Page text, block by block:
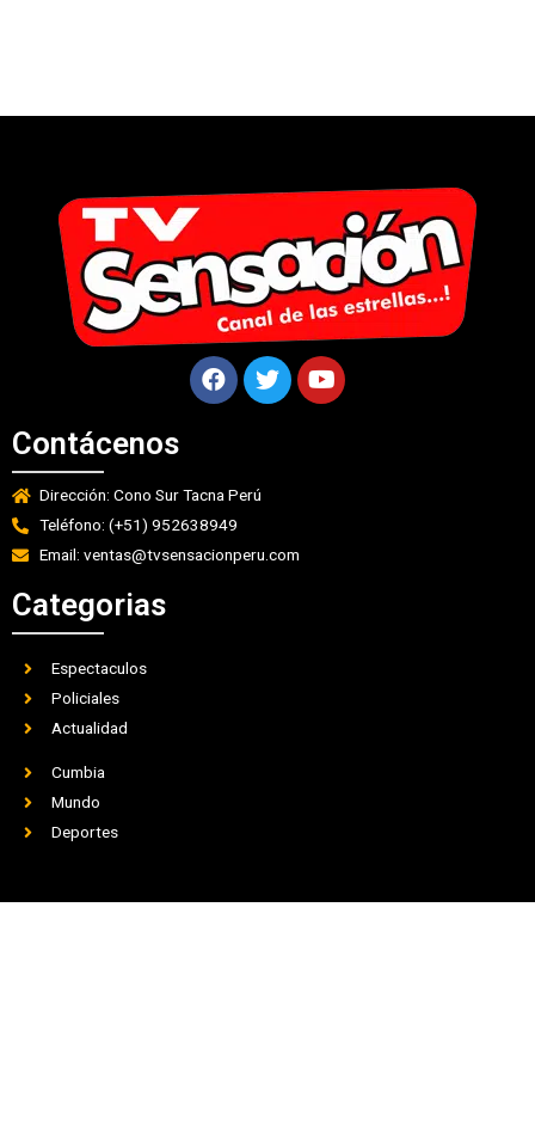
Contácenos
Dirección: Cono Sur Tacna Perú
Teléfono: (+51) 952638949
Email: ventas@tvsensacionperu.com
Categorias
Espectaculos
Policiales
Actualidad
Cumbia
Mundo
Deportes